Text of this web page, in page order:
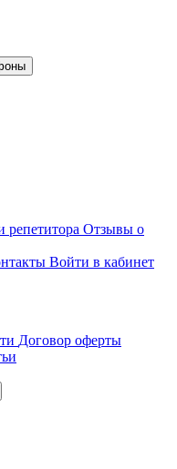
репетитора Отзывы о
Войти в кабинет
Договор оферты